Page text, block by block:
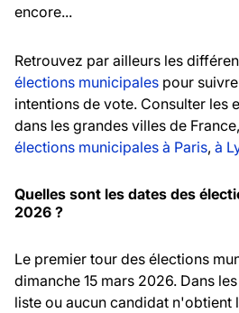
encore...
Retrouvez par ailleurs les
élections municipales pour
intentions de vote. Consulter les
dans les grandes villes de
élections municipales à Paris, à
Quelles sont les dates des
2026 ?
Le premier tour des élections
dimanche 15 mars 2026. Dans
liste ou aucun candidat n'obtient